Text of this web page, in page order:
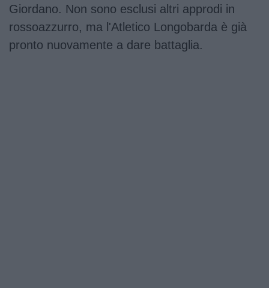
Giordano. Non sono esclusi altri approdi in
rossoazzurro, ma l'Atletico Longobarda è già
pronto nuovamente a dare battaglia.